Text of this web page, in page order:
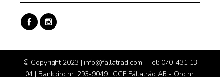
© Copyright 2023 | info@fällaträd.com | Tel: 070-431 13
04 | Bankgiro.nr: 293-9049 | CGF Fällaträd AB - Org.nr.